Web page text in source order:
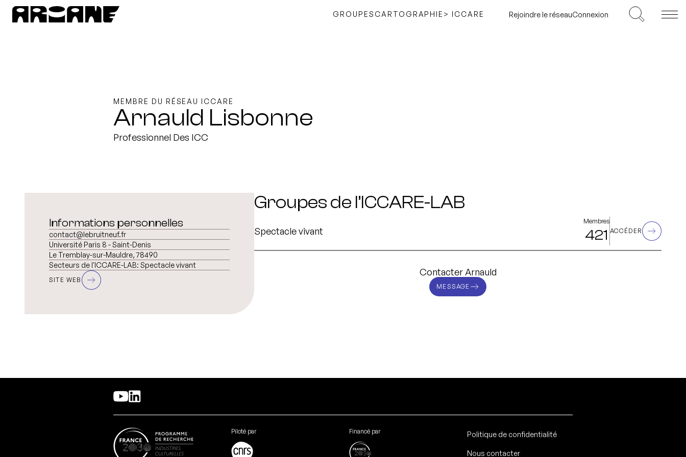
GROUPES CARTOGRAPHIE > ICCARE Rejoindre le réseauConnexion
MEMBRE DU RÉSEAU ICCARE
Arnauld Lisbonne
Professionnel Des ICC
Informations personnelles
contact@lebruitneuf.fr
Université Paris 8 - Saint-Denis
Le Tremblay-sur-Mauldre, 78490
Secteurs de l'ICCARE-LAB: Spectacle vivant
SITE WEB
Groupes de l’ICCARE-LAB
Spectacle vivant
Membres
421 ACCÉDER
Contacter Arnauld
MESSAGE
Piloté par Financé par Politique de confidentialité
Nous contacter